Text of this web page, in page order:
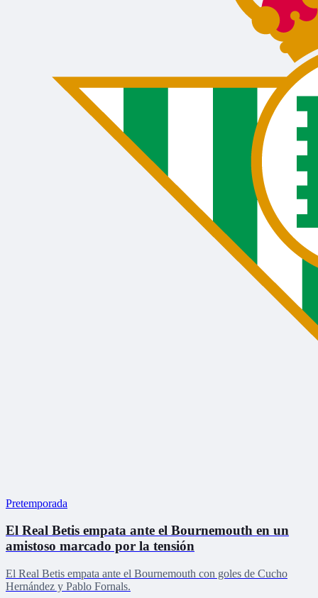
Pretemporada
El Real Betis empata ante el Bournemouth en un
amistoso marcado por la tensión
El Real Betis empata ante el Bournemouth con goles de Cucho
Hernández y Pablo Fornals.